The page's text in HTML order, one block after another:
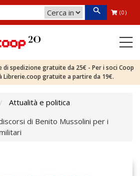
(0)
di spedizione gratuite da 25€ - Per i soci Coop
Librerie.coop gratuite a partire da 19€.
Attualità e politica
di Benito Mussolini per i